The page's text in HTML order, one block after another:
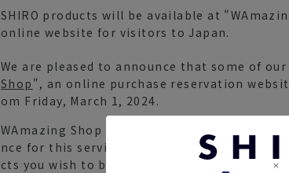
SHIRO products will be available at
online website for visitors to Japan.
We are pleased to announce that some of
Shop ", an online purchase reservation
om Friday, March 1, 2024.
WAmazing Shop allows customers traveling
nce for this service. All you have to do is to
cts you wish to buy and choose a pickup